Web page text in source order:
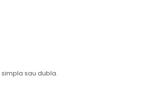
sau dubla.